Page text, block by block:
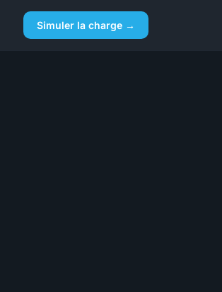
Simuler la charge →